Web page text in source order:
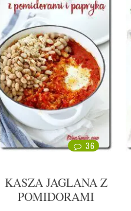
36
KASZA JAGLANA Z
POMIDORAMI